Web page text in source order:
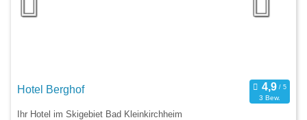
Hotel Berghof
3 Bew.
Ihr Hotel im Skigebiet Bad Kleinkirchheim